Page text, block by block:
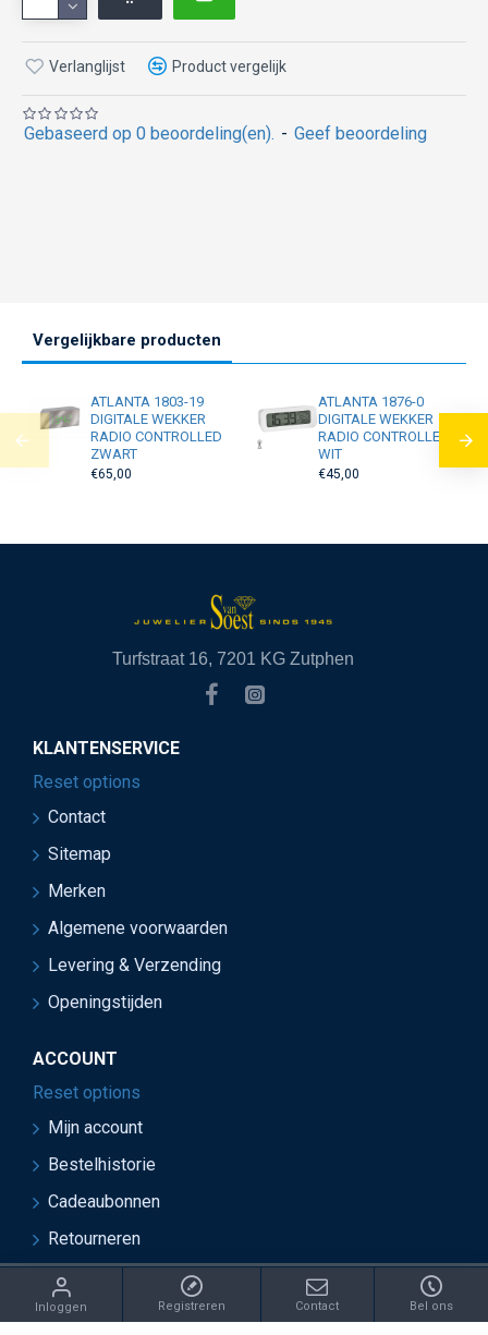
Gebaseerd op 0 beoordeling(en). - Geef beoordeling
Verlanglijst Product vergelijk
Vergelijkbare producten
ATLANTA 1803-19
DIGITALE WEKKER
RADIO CONTROLLED
ZWART
€65,00
ATLANTA 1876-0
DIGITALE WEKKER
RADIO CONTROLLED
WIT
€45,00
Turfstraat 16, 7201 KG Zutphen
KLANTENSERVICE
Reset options
Contact
Sitemap
Merken
Algemene voorwaarden
Levering & Verzending
Openingstijden
ACCOUNT
Reset options
Mijn account
Bestelhistorie
Cadeaubonnen
Retourneren
2021 Juwelier van Soest - Ontwikkeld door OnlineBouwers
Inloggen Registreren Contact Bel ons